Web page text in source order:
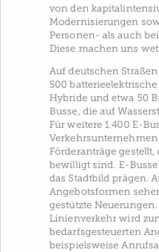
von den
Modernisierungen
Personen- als auch
Diese machen uns
Auf deutschen
500 batterieelektrische
Hybride und etwa 50
Busse, die auf
Für weitere 1.400 E-
Verkehrsunternehmen
Förderanträge
bewilligt sind. E-
das Stadtbild prägen.
Angebotsformen
gestützte
Linienverkehr wird
bedarfsgesteuerten
beispielsweise